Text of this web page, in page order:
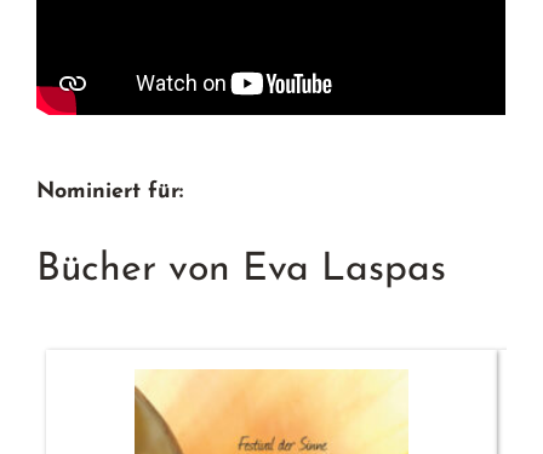
Nominiert für:
Bücher von Eva Laspas